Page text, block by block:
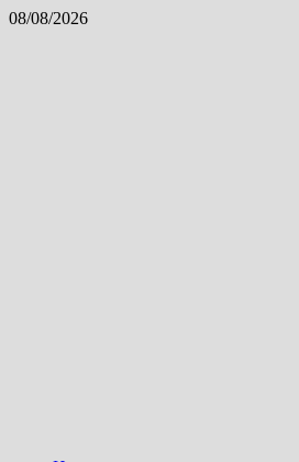
Skip
08/08/2026